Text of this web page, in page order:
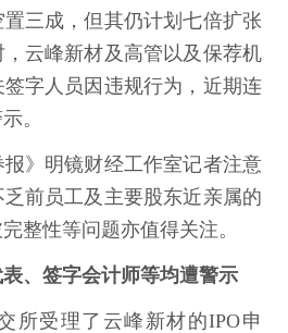
三成，但其仍计划七倍扩张
云峰新材及高管以及保荐机
字人员因违规行为，近期连
。
》明镜财经工作室记者注意
前员工及主要股东近亲属的
整性等问题亦值得关注。
、签字会计师等均遭警示
所受理了云峰新材的IPO申